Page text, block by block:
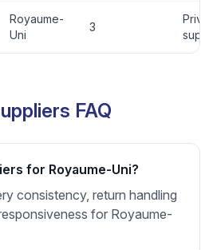
Royaume-
Uni
3
FAQ
for Royaume-Uni?
consistency, return handling
for Royaume-